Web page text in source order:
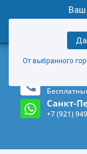
Ваш
Да
От выбранного
+7 (921)
Магазин и
Санкт-
+7 (921)